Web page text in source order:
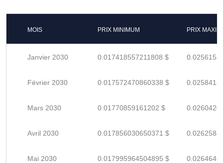
MOIS PRIX MINIMUM PRIX
Janvier 2030 0.017418557211808 $
Février 2030 0.017572470860338 $
Mars 2030 0.01770859161202 $
Avril 2030 0.017856030650371 $
Mai 2030 0.017995964504895 $